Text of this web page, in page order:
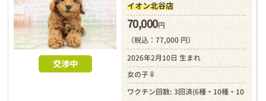
交渉中
イオン北谷店
70,000円
（税込：77,000 円）
2026年2月10日 生まれ
女の子♀
ワクチン回数: 3回済(6種・10種・10